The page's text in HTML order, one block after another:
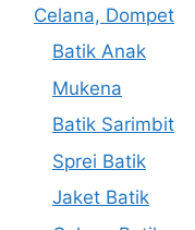
Celana, Dompet
Batik Anak
Mukena
Batik Sarimbit
Sprei Batik
Jaket Batik